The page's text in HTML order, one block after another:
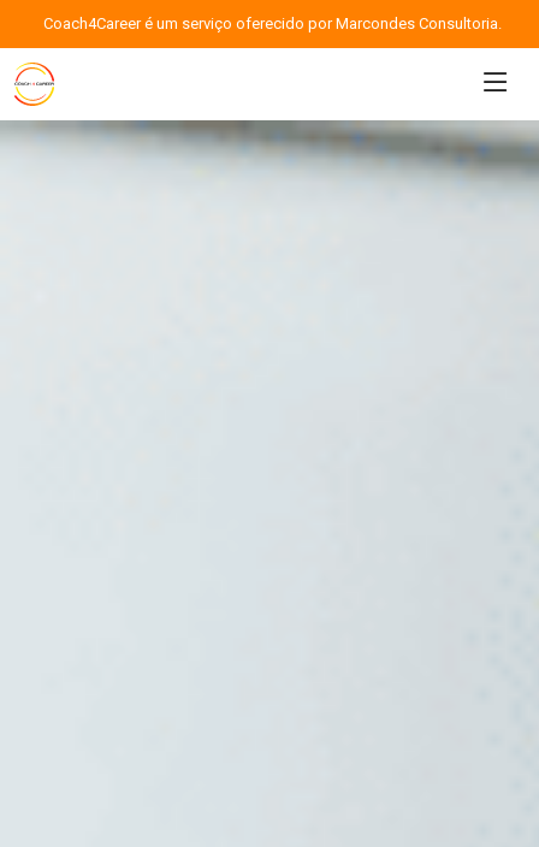
Coach4Career é um serviço oferecido por Marcondes Consultoria.